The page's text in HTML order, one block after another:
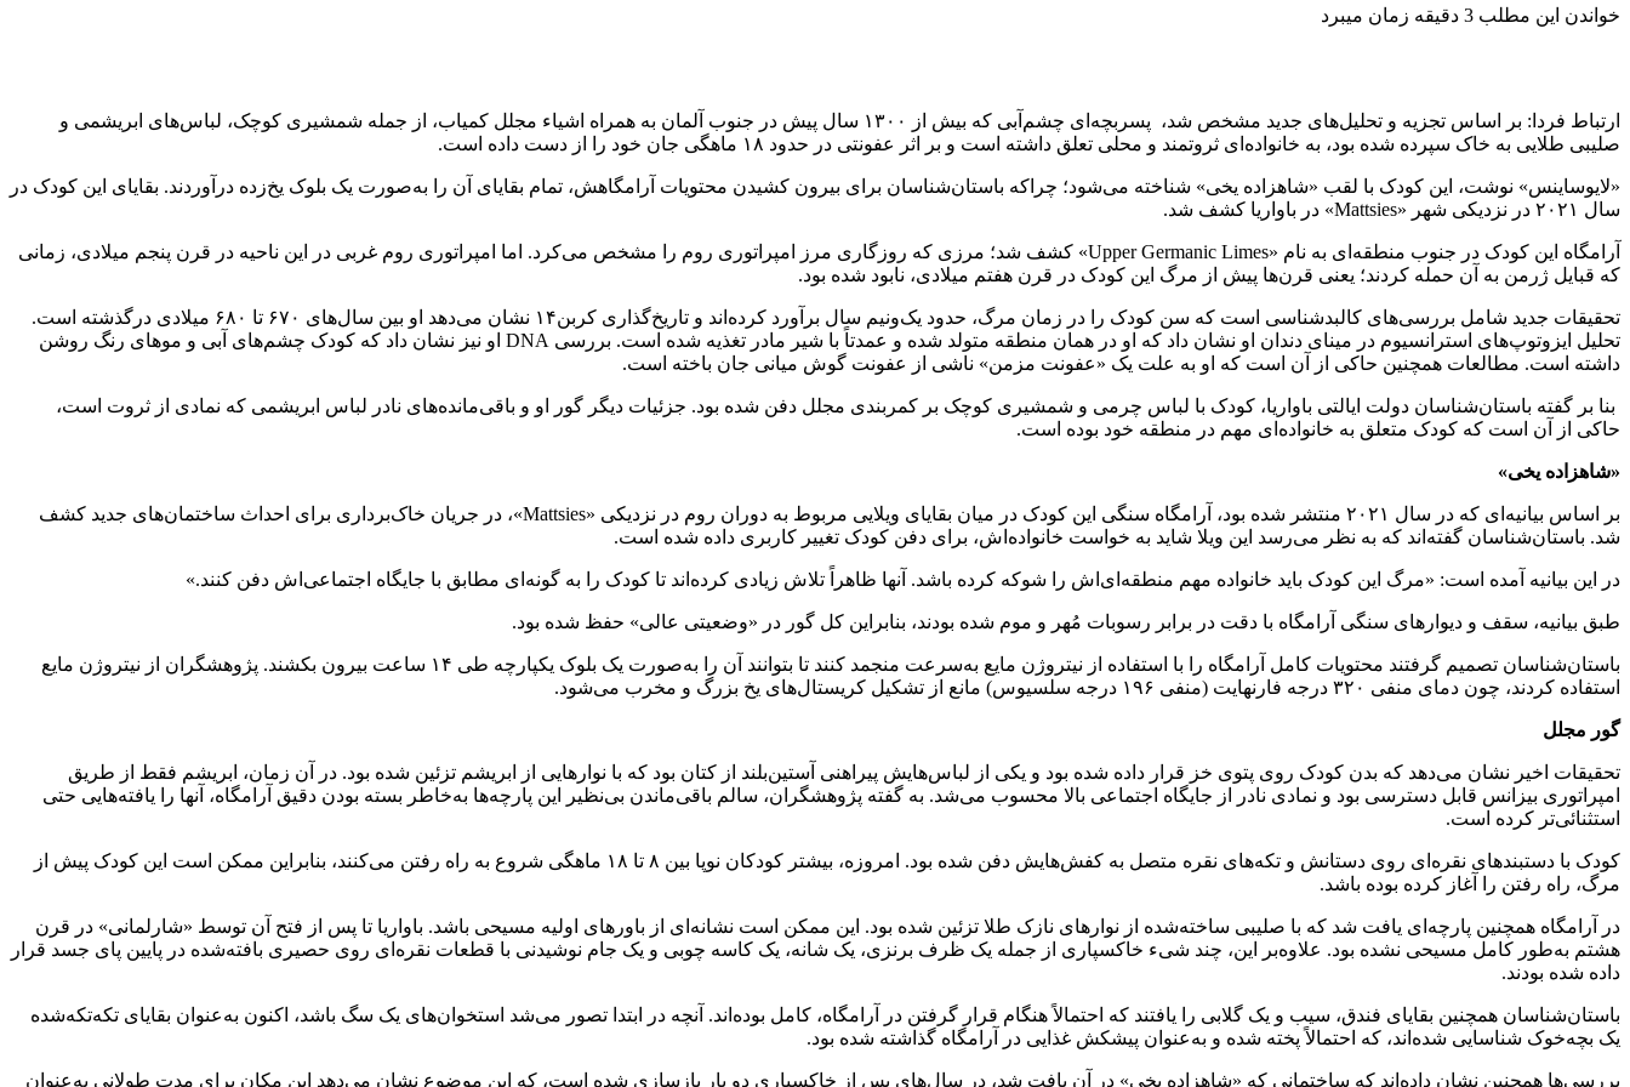
خواندن این مطلب 3 دقیقه زمان میبرد
ارتباط فردا: بر اساس تجزیه‌ و تحلیل‌های جدید مشخص شد، پسربچه‌ای چشم‌آبی که بیش از ۱۳۰۰ سال پیش در جنوب آلمان به همراه اشیاء مجلل کمیاب، از جمله شمشیری کوچک، لباس‌های ابریشمی و
صلیبی طلایی به خاک سپرده شده بود، به خانواده‌ای ثروتمند و محلی تعلق داشته است و بر اثر عفونتی در حدود ۱۸ ماهگی جان خود را از دست داده است.
«لایوساینس»‌ نوشت، این کودک با لقب «شاهزاده یخی» شناخته می‌شود؛ چراکه باستان‌شناسان برای بیرون کشیدن محتویات آرامگاهش، تمام بقایای آن را به‌صورت یک بلوک یخ‌زده درآوردند. بقایای این کودک در
سال ۲۰۲۱ در نزدیکی شهر «Mattsies» در باواریا کشف شد.
آرامگاه این کودک در جنوب منطقه‌ای به نام «Upper Germanic Limes» کشف شد؛ مرزی که روزگاری مرز امپراتوری روم را مشخص می‌کرد. اما امپراتوری روم غربی در این ناحیه در قرن پنجم میلادی، زمانی
که قبایل ژرمن به آن حمله کردند؛ یعنی قرن‌ها پیش از مرگ این کودک در قرن هفتم میلادی، نابود شده بود.
تحقیقات جدید شامل بررسی‌های کالبدشناسی است که سن کودک را در زمان مرگ،‌ حدود یک‌ونیم سال برآورد کرده‌اند و تاریخ‌گذاری کربن‌۱۴ نشان می‌دهد او بین سال‌های ۶۷۰ تا ۶۸۰ میلادی درگذشته است.
تحلیل ایزوتوپ‌های استرانسیوم در مینای دندان او نشان داد که او در همان منطقه متولد شده و عمدتاً با شیر مادر تغذیه شده است. بررسی DNA او نیز نشان داد که کودک چشم‌های آبی و موهای رنگ روشن
داشته است. مطالعات همچنین حاکی از آن است که او به علت یک «عفونت مزمن» ناشی از عفونت گوش میانی جان باخته است.
بنا بر گفته باستان‌شناسان دولت ایالتی باواریا، کودک با لباس چرمی و شمشیری کوچک بر کمربندی مجلل دفن شده بود. جزئیات دیگر گور او و باقی‌مانده‌های نادر لباس ابریشمی که نمادی از ثروت است،
حاکی از آن است که کودک متعلق به خانواده‌ای مهم در منطقه خود بوده است.
«شاهزاده یخی»
بر اساس بیانیه‌ای که در سال ۲۰۲۱ منتشر شده بود،‌ آرامگاه سنگی این کودک در میان بقایای ویلایی مربوط به دوران روم در نزدیکی «Mattsies»، در جریان خاک‌برداری برای احداث ساختمان‌های جدید کشف
شد. باستان‌شناسان گفته‌اند که به نظر می‌رسد این ویلا شاید به خواست خانواده‌اش،‌ برای دفن کودک تغییر کاربری داده شده است.
در این بیانیه آمده است:‌ «مرگ این کودک باید خانواده مهم منطقه‌ای‌اش را شوکه کرده باشد. آنها ظاهراً تلاش زیادی کرده‌اند تا کودک را به گونه‌ای مطابق با جایگاه اجتماعی‌اش دفن کنند.»
طبق بیانیه،‌ سقف و دیوارهای سنگی آرامگاه با دقت در برابر رسوبات مُهر و موم شده بودند، بنابراین کل گور در «وضعیتی عالی» حفظ شده بود.
باستان‌شناسان تصمیم گرفتند محتویات کامل آرامگاه را با استفاده از نیتروژن مایع به‌سرعت منجمد کنند تا بتوانند آن را به‌صورت یک بلوک یکپارچه طی ۱۴ ساعت بیرون بکشند. پژوهشگران از نیتروژن مایع
استفاده کردند، چون دمای منفی ۳۲۰ درجه فارنهایت (منفی ۱۹۶ درجه سلسیوس) مانع از تشکیل کریستال‌های یخ بزرگ و مخرب می‌شود.
گور مجلل
تحقیقات اخیر نشان می‌دهد که بدن کودک روی پتوی خز قرار داده شده بود و یکی از لباس‌هایش پیراهنی آستین‌بلند از کتان بود که با نوارهایی از ابریشم تزئین شده بود. در آن زمان، ابریشم فقط از طریق
امپراتوری بیزانس قابل دسترسی بود و نمادی نادر از جایگاه اجتماعی بالا محسوب می‌شد. به گفته پژوهشگران، سالم باقی‌ماندن بی‌نظیر این پارچه‌ها به‌خاطر بسته بودن دقیق آرامگاه، آنها را یافته‌هایی حتی
استثنائی‌تر کرده است.
کودک با دستبندهای نقره‌ای روی دستانش و تکه‌های نقره متصل به کفش‌هایش دفن شده بود. امروزه، بیشتر کودکان نوپا بین ۸ تا ۱۸ ماهگی شروع به راه رفتن می‌کنند، بنابراین ممکن است این کودک پیش از
مرگ، راه رفتن را آغاز کرده بوده باشد.
در آرامگاه همچنین پارچه‌ای یافت شد که با صلیبی ساخته‌شده از نوارهای نازک طلا تزئین شده بود. این ممکن است نشانه‌ای از باورهای اولیه مسیحی باشد. باواریا تا پس از فتح آن توسط «شارلمانی» در قرن
هشتم به‌طور کامل مسیحی نشده بود. علاوه‌بر این، چند شیء خاکسپاری از جمله یک ظرف برنزی، یک شانه، یک کاسه چوبی و یک جام نوشیدنی با قطعات نقره‌ای روی حصیری بافته‌شده در پایین پای جسد قرار
داده شده بودند.
باستان‌شناسان همچنین بقایای فندق، سیب و یک گلابی را یافتند که احتمالاً هنگام قرار گرفتن در آرامگاه، کامل بوده‌اند. آنچه در ابتدا تصور می‌شد استخوان‌های یک سگ باشد، اکنون به‌عنوان بقایای تکه‌تکه‌شده‌
یک بچه‌خوک شناسایی شده‌اند، که احتمالاً پخته شده و به‌عنوان پیشکش غذایی در آرامگاه گذاشته شده بود.
بررسی‌ها همچنین نشان داده‌اند که ساختمانی که «شاهزاده یخی» در آن یافت شد، در سال‌های پس از خاکسپاری دو بار بازسازی شده است، که این موضوع نشان می‌دهد این مکان برای مدت طولانی به‌عنوان